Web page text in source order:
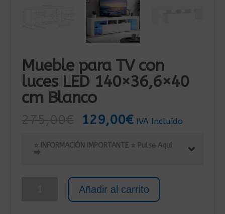
Mueble para TV con
luces LED 140×36,6×40
cm Blanco
El
original
275,00€.
129,00€El
actual
129,00€.
IVA Incluído
⭐ INFORMACIÓN IMPORTANTE ⭐ Pulse Aquí
⮕
Añadir al carrito